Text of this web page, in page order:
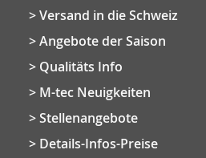
Versand in die Schweiz
Angebote der Saison
Qualitäts Info
M-tec Neuigkeiten
Stellenangebote
Details-Infos-Preise